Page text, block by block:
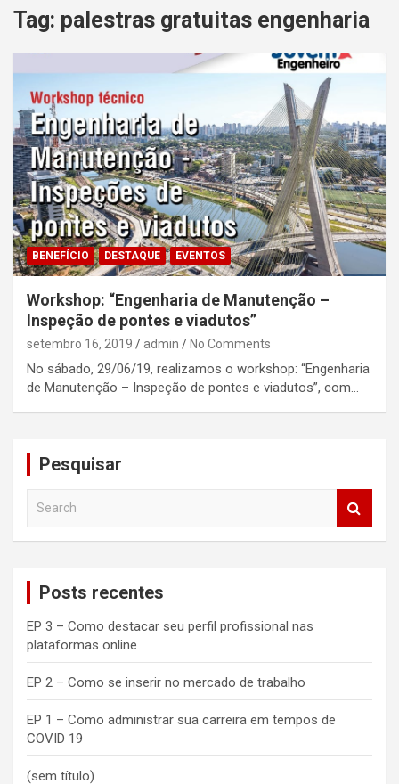
Tag: palestras gratuitas engenharia
BENEFÍCIO DESTAQUE EVENTOS
Workshop: “Engenharia de Manutenção –
Inspeção de pontes e viadutos”
setembro 16, 2019 admin No Comments
No sábado, 29/06/19, realizamos o workshop: “Engenharia
de Manutenção – Inspeção de pontes e viadutos”, com…
Pesquisar
Posts recentes
EP 3 – Como destacar seu perfil profissional nas
plataformas online
EP 2 – Como se inserir no mercado de trabalho
EP 1 – Como administrar sua carreira em tempos de
COVID 19
(sem título)